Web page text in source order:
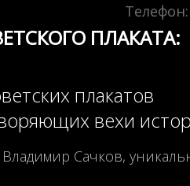
Телефон:
ПЛАКАТА:
плакатов
вехи
Сачков,